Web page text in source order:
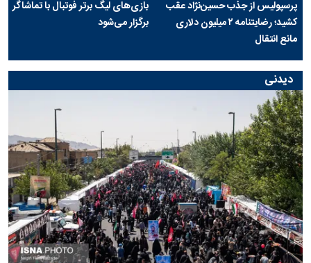
پرسپولیس از جذب حسین‌نژاد عقب
کشید؛ رضایتنامه ۲ میلیون دلاری
مانع انتقال
بازی‌های لیگ برتر فوتبال با تماشاگر
برگزار می‌شود
دیدنی